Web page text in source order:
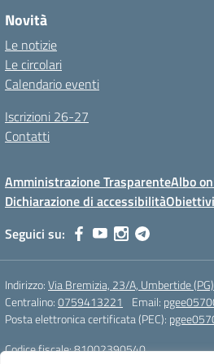
Novità
Le notizie
Le circolari
Calendario eventi
Iscrizioni 26-27
Contatti
Amministrazione TrasparenteAlbo
Dichiarazione di accessibilità
Seguici su:
Indirizzo:Via Bremizia, 23/A, Umbertide (PG)
Centralino:0759413221 Email:
Posta elettronica certificata (PEC):
Codice fiscale: 81002390540